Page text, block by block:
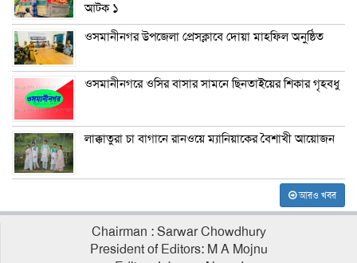
আটক ১
ওসমানীনগর উপজেলা প্রেসক্লাবে দোয়া মাহফিল অনুষ্ঠিত
ওসমানীনগরে ওসির বাসার সামনে ছিনতাইয়ের শিকার গৃহবধু
লাক্কাতুরা চা বাগানে রানওয়ে ম্যানিয়াকের বৈশাখী আয়োজন
আরও খবর
Chairman : Sarwar Chowdhury
President of Editors: M A Mojnu